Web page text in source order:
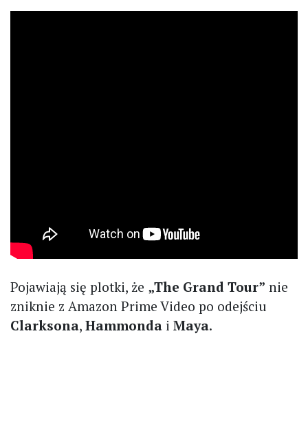
Pojawiają się plotki, że „The Grand Tour” nie
zniknie z Amazon Prime Video po odejściu
Clarksona, Hammonda i Maya.